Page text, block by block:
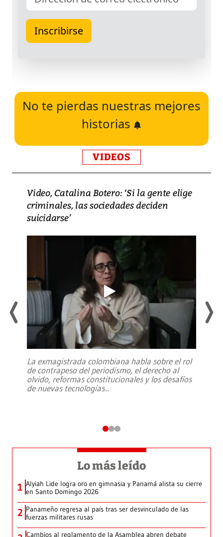
No te pierdas nuestras mejores
historias
VIDEOS
Video, Catalina Botero: ‘Si la gente elige
criminales, las sociedades deciden
suicidarse’
La exmagistrada colombiana habla sobre el rol
de contrapeso del periodismo, el derecho al
olvido, reformas constitucionales y los desafíos
de nuevas tecnologías...
Lo más leído
1 Alyiah Lide logra oro en gimnasia y Panamá alista su cierre
en Santo Domingo 2026
2 Panameño regresa al país tras ser desvinculado de las
fuerzas militares rusas
Cambios al reglamento de la Asamblea abren debate